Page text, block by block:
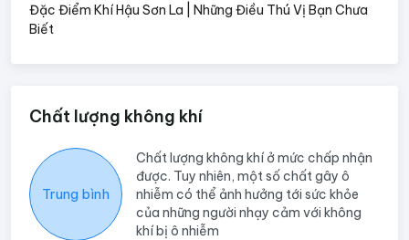
Đặc Điểm Khí Hậu Sơn La | Những Điều Thú Vị Bạn Chưa
Biết
Chất lượng không khí
Trung bình
Chất lượng không khí ở mức chấp nhận
được. Tuy nhiên, một số chất gây ô
nhiễm có thể ảnh hưởng tới sức khỏe
của những người nhạy cảm với không
khí bị ô nhiễm